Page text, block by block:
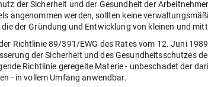
der Sicherheit und der Gesundheit der
angenommen werden, sollten keine
der Gründung und Entwicklung von kleinen und
Richtlinie 89/391/EWG des Rates vom 12. Juni
der Sicherheit und des Gesundheitsschutzes
Richtlinie geregelte Materie - unbeschadet der
- in vollem Umfang anwendbar.